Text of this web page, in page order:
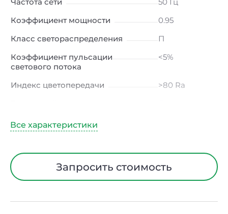
Коэффициент мощности
0.95
Класс светораспределения
П
Коэффициент пульсации
светового потока
<5%
Индекс цветопередачи
>80 Ra
Угол рассеивания
Диапазон рабочих температур
от -20 до +40
℃
Запросить стоимость